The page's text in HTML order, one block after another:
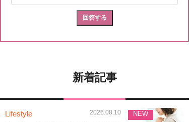
新着記事
Lifestyle 2026.08.10 NEW